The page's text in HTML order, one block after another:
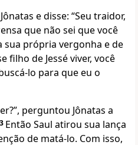
e disse: “Seu traidor,
que não sei que você
sua própria vergonha e de
filho de Jessé viver, você
lo para que eu o
perguntou Jônatas a
Então Saul atirou sua lança
de matá-lo. Com isso,